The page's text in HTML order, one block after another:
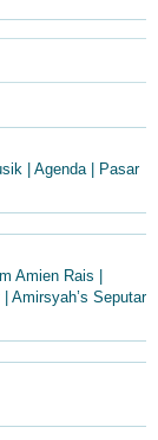
| Agenda | Pasar
Amien Rais |
| Amirsyah’s Seputar